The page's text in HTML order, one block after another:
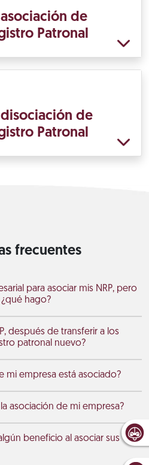
de
Patronal
de
Patronal
frecuentes
para asociar mis NRP, pero
hago?
después de transferir a los
patronal nuevo?
mi empresa está asociado?
asociación de mi empresa?
beneficio al asociar sus